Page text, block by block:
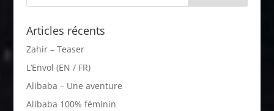
Articles récents
Zahir – Teaser
L’Envol (EN / FR)
Alibaba – Une aventure
Alibaba 100% féminin